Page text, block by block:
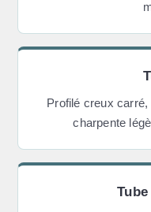
Profilé creux
charpente